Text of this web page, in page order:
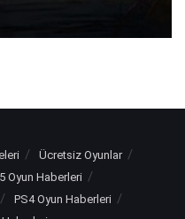
Ücretsiz Oyunlar
Oyun Haberleri
PS4 Oyun Haberleri